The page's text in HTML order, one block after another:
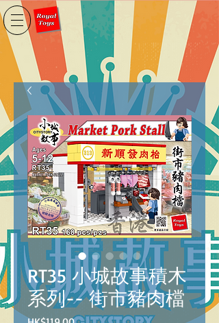
RT35 小城故事積木
系列-- 街市豬肉檔